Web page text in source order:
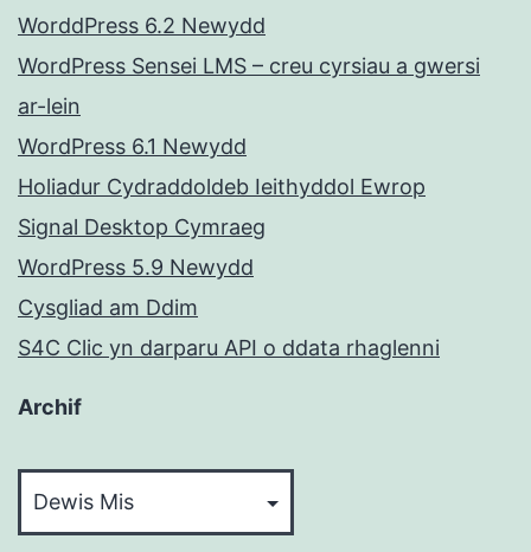
WorddPress 6.2 Newydd
WordPress Sensei LMS – creu cyrsiau a gwersi
ar-lein
WordPress 6.1 Newydd
Holiadur Cydraddoldeb Ieithyddol Ewrop
Signal Desktop Cymraeg
WordPress 5.9 Newydd
Cysgliad am Ddim
S4C Clic yn darparu API o ddata rhaglenni
Archif